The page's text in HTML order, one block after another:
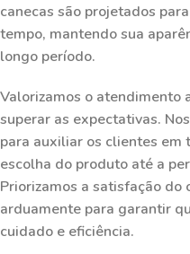
canecas são projetados
tempo, mantendo sua
longo período.
Valorizamos o atendimento
superar as expectativas.
para auxiliar os clientes em
escolha do produto até a
Priorizamos a satisfação
arduamente para garantir
cuidado e eficiência.